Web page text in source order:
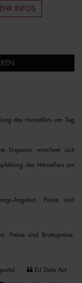
INFOS
des Herstellers am Tag
Ersparnis errechnet sich
des Herstellers am
Angebot. Preise sind
Preise sind Bruttopreise.
EU Data Act